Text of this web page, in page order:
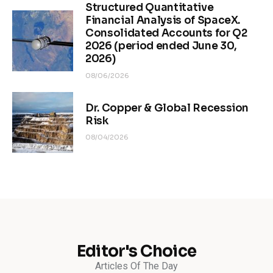
Structured Quantitative
Financial Analysis of SpaceX.
Consolidated Accounts for Q2
2026 (period ended June 30,
2026)
08/06/2026
Dr. Copper & Global Recession
Risk
08/04/2026
Editor's Choice
Articles Of The Day